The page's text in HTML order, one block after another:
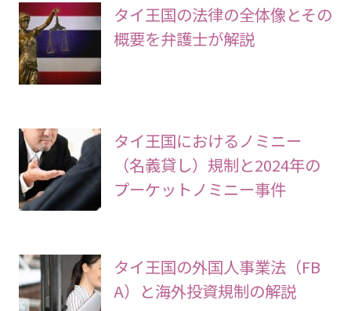
タイ王国の法律の全体像とその
概要を弁護士が解説
タイ王国におけるノミニー
（名義貸し）規制と2024年の
プーケットノミニー事件
タイ王国の外国人事業法（FB
A）と海外投資規制の解説